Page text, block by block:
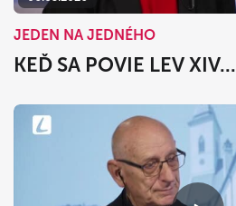
JEDEN NA JEDNÉHO
KEĎ SA POVIE LEV XIV...